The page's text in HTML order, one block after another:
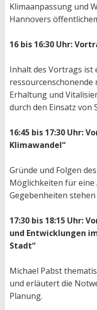
Klimaanpassung und
Hannovers
16 bis 16:30 Uhr:
Inhalt des Vortrags ist
ressourcenschonende
Erhaltung und
durch den Einsatz von
16:45 bis 17:30 Uhr:
Klimawandel“
Gründe und Folgen
Möglichkeiten für eine
Gegebenheiten
17:30 bis 18:15 Uhr:
und Entwicklungen
Stadt“
Michael Pabst
und erläutert die
Planung.